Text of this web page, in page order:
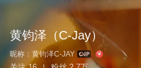
黄钧泽 （C-Jay）
昵称： 黄钧泽C-JAY